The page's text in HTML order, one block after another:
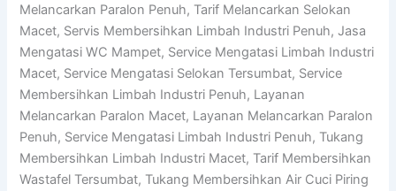
Melancarkan Paralon Penuh, Tarif Melancarkan Selokan
Macet, Servis Membersihkan Limbah Industri Penuh, Jasa
Mengatasi WC Mampet, Service Mengatasi Limbah Industri
Macet, Service Mengatasi Selokan Tersumbat, Service
Membersihkan Limbah Industri Penuh, Layanan
Melancarkan Paralon Macet, Layanan Melancarkan Paralon
Penuh, Service Mengatasi Limbah Industri Penuh, Tukang
Membersihkan Limbah Industri Macet, Tarif Membersihkan
Wastafel Tersumbat, Tukang Membersihkan Air Cuci Piring